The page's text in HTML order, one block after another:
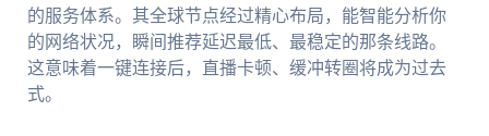
的服务体系。其全球节点经过精心布局，能智能分析你
的网络状况，瞬间推荐延迟最低、最稳定的那条线路。
这意味着一键连接后，直播卡顿、缓冲转圈将成为过去
式。